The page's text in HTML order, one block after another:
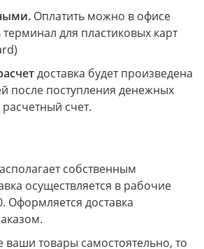
Оплатить можно в офисе
для пластиковых карт
доставка будет произведена
после поступления денежных
счет.
собственным
осуществляется в рабочие
Оформляется доставка
ваши товары самостоятельно, то